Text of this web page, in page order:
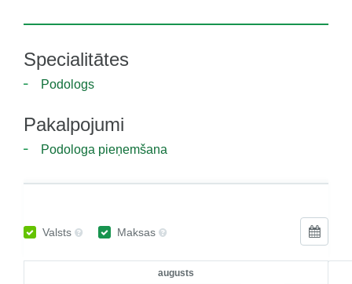
Specialitātes
Podologs
Pakalpojumi
Podologa pieņemšana
Valsts Maksas
augusts